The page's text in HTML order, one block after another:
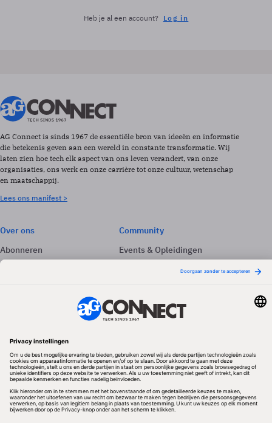
Heb je al een account? Log in
AG Connect is sinds 1967 de essentiële bron van ideeën en informatie
die betekenis geven aan een wereld in constante transformatie. Wij
laten zien hoe tech elk aspect van ons leven verandert, van onze
organisaties, ons werk en onze carrière tot onze cultuur, wetenschap
en maatschappij.
Lees ons manifest >
Over ons
Abonneren
Adverteren
Community
Events & Opleidingen
Nieuwsbrieven
Volg ons
Redactionele partner